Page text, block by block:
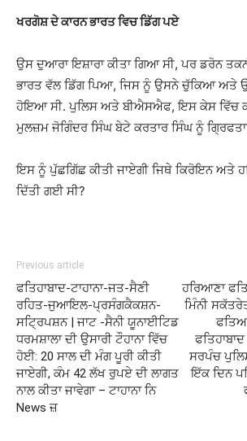
ਖਰਗੋਸ਼ ਦੇ ਕਾਰਨ ਭਾਰਤ ਵਿਚ ਡਿੱਗ ਪਏ
ਉਸ ਦੁਆਰਾ ਇਸ਼ਾਰਾ ਕੀਤਾ ਗਿਆ ਸੀ, ਪਰ ਡਰੋਨ
ਭਾਰਤ ਵੱਲ ਡਿੱਗ ਪਿਆ, ਜਿਸ ਨੂੰ ਉਸਨੇ ਚੁੱਕਿਆ ਅਤੇ
ਹੋਇਆ ਸੀ. ਪੁਲਿਸ ਅਤੇ ਬੀਐਸਐਫ, ਇਸ ਕੇਸ ਵਿੱਚ
ਮੁਲਜ਼ਮ ਜੋਗਿੰਦਰ ਸਿੰਘ ਬੇਟੇ ਕਰਤਾਰ ਸਿੰਘ ਨੂੰ
ਇਸ ਨੂੰ ਪੁੱਛਗਿੱਛ ਕੀਤੀ ਜਾਏਗੀ ਜਿਥੇ ਕਿਰੋਇਨ ਅਤੇ
ਦਿੱਤੀ ਗਈ ਸੀ?
Previous article
ਫਤਿਹਾਬਾਦ-ਟਾਹਾਨਾ-ਜਤ-ਸੈਣੀ
ਰਹਿਤ-ਜੁਆਇਲ-ਪ੍ਰਸੰਗਕੈਕਸ਼ਨ-
ਸਟ੍ਰਿਪਸ਼ਨ | ਜਾਟ -ਸੈਨੀ ਯੂਨਾਈਟਿਡ
ਧਰਮਸ਼ਾਲਾ ਦੀ ਉਸਾਰੀ ਟੌਹਾਨਾ ਵਿੱਚ
ਹੋਈ: 20 ਸਾਲ ਦੀ ਮੰਗ ਪੂਰੀ ਕੀਤੀ
ਜਾਏਗੀ, ਕੰਮ 42 ਲੱਖ ਰੁਪਏ ਦੀ ਲਾਗਤ
ਨਾਲ ਕੀਤਾ ਜਾਵੇਗਾ – ਟਾਹਾਨਾ ਨਿ
News ਜ਼
ਹਰਿਆਣਾ
ਮਿੰਨੀ
ਸਰਪੰਚ
ਇੱਕ ਦਿਨ